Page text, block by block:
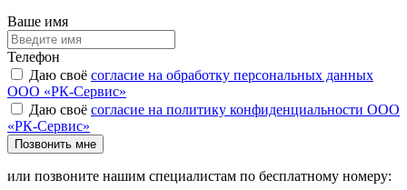
Ваше имя
Телефон
Даю своё согласие на обработку персональных данных
ООО «РК-Сервис»
Даю своё согласие на политику конфиденциальности ООО
«РК-Сервис»
Позвонить мне
или позвоните нашим специалистам по бесплатному номеру: